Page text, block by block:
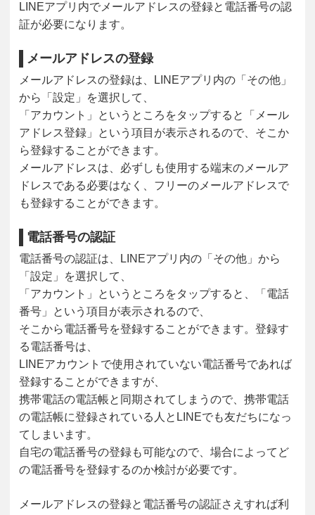
LINEアプリ内でメールアドレスの登録と電話番号の認
証が必要になります。
メールアドレスの登録
メールアドレスの登録は、LINEアプリ内の「その他」
から「設定」を選択して、
「アカウント」というところをタップすると「メール
アドレス登録」という項目が表示されるので、そこか
ら登録することができます。
メールアドレスは、必ずしも使用する端末のメールア
ドレスである必要はなく、フリーのメールアドレスで
も登録することができます。
電話番号の認証
電話番号の認証は、LINEアプリ内の「その他」から
「設定」を選択して、
「アカウント」というところをタップすると、「電話
番号」という項目が表示されるので、
そこから電話番号を登録することができます。登録す
る電話番号は、
LINEアカウントで使用されていない電話番号であれば
登録することができますが、
携帯電話の電話帳と同期されてしまうので、携帯電話
の電話帳に登録されている人とLINEでも友だちになっ
てしまいます。
自宅の電話番号の登録も可能なので、場合によってど
の電話番号を登録するのか検討が必要です。
メールアドレスの登録と電話番号の認証さえすれば利